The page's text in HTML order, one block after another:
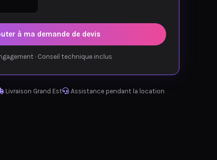
à ma demande de devis
· Conseil technique inclus
Livraison Grand Est Assistance pendant la location